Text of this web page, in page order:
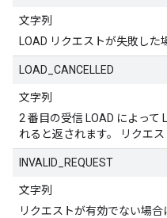
文字列
LOAD リクエストが失敗した
LOAD_CANCELLED
文字列
2 番目の受信 LOAD によって
れると返されます。 リクエス
INVALID_REQUEST
文字列
リクエストが有効でない場合